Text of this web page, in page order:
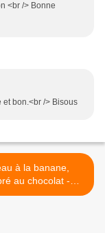
<br /> Bonne
et bon.<br /> Bisous
à la banane,
au chocolat -
Recette en vidéo >